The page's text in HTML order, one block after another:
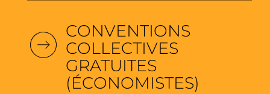
CONVENTIONS
COLLECTIVES
GRATUITES
(ÉCONOMISTES)